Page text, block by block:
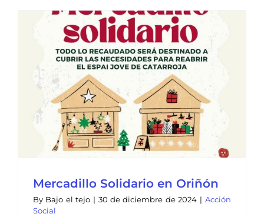
Mercadillo Solidario en Oriñón
By Bajo el tejo | 30 de diciembre de 2024 | Acción
Social